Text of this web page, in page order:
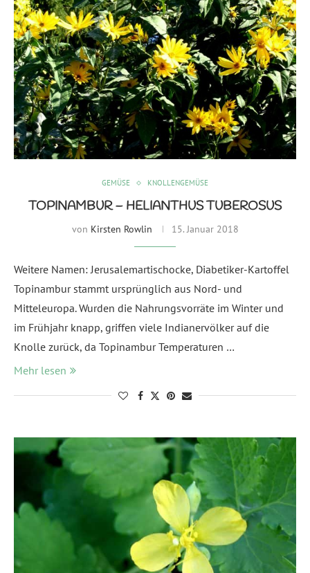
GEMÜSE KNOLLENGEMÜSE
TOPINAMBUR – HELIANTHUS TUBEROSUS
von Kirsten Rowlin 15. Januar 2018
Weitere Namen: Jerusalemartischocke, Diabetiker-Kartoffel
Topinambur stammt ursprünglich aus Nord- und
Mitteleuropa. Wurden die Nahrungsvorräte im Winter und
im Frühjahr knapp, griffen viele Indianervölker auf die
Knolle zurück, da Topinambur Temperaturen …
Mehr lesen